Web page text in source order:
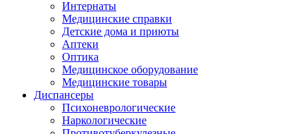
Интернаты
Медицинские справки
Детские дома и приюты
Аптеки
Оптика
Медицинское оборудование
Медицинские товары
Диспансеры
Психоневрологические
Наркологические